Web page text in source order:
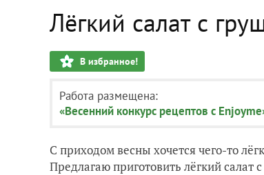
Лёгкий салат с
В избранное!
Работа размещена:
«Весенний конкурс рецептов с
С приходом весны хочется чего-то
Предлагаю приготовить лёгкий салат